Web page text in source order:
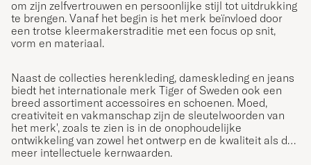
om zijn zelfvertrouwen en persoonlijke stijl tot uitdrukking
te brengen. Vanaf het begin is het merk beïnvloed door
een trotse kleermakerstraditie met een focus op snit,
vorm en materiaal.
Naast de collecties herenkleding, dameskleding en jeans
biedt het internationale merk Tiger of Sweden ook een
breed assortiment accessoires en schoenen. Moed,
creativiteit en vakmanschap zijn de sleutelwoorden van
het merk', zoals te zien is in de onophoudelijke
ontwikkeling van zowel het ontwerp en de kwaliteit als de
meer intellectuele kernwaarden.